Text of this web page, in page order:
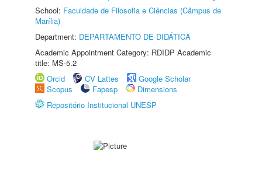
School: Faculdade de Filosofia e Ciências (Câmpus de
Marília)
Department: DEPARTAMENTO DE DIDÁTICA
Academic Appointment Category: RDIDP Academic
title: MS-5.2
Orcid
CV Lattes
Google Scholar
Scopus
Fapesp
Dimensions
Repositório Institucional UNESP